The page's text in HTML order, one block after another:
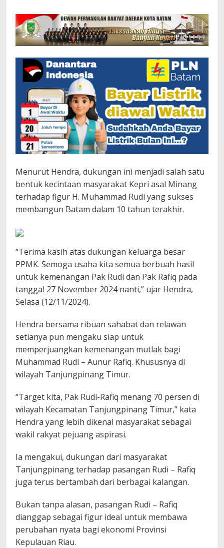
Menurut Hendra, dukungan ini menjadi salah satu
bentuk kecintaan masyarakat Kepri asal Minang
terhadap figur H. Muhammad Rudi yang sukses
membangun Batam dalam 10 tahun terakhir.
“Terima kasih atas dukungan keluarga besar
PPMK. Semoga usaha kita semua berbuah hasil
untuk kemenangan Pak Rudi dan Pak Rafiq pada
tanggal 27 November 2024 nanti,” ujar Hendra,
Selasa (12/11/2024).
Hendra bersama ribuan sahabat dan relawan
setianya pun mengaku siap untuk
memperjuangkan kemenangan mutlak bagi
Muhammad Rudi – Aunur Rafiq. Khususnya di
wilayah Tanjungpinang Timur.
“Target kita, Pak Rudi-Rafiq menang 70 persen di
wilayah Kecamatan Tanjungpinang Timur,” kata
Hendra yang lebih dikenal masyarakat sebagai
wakil rakyat pejuang aspirasi.
Ia mengakui, dukungan dari masyarakat
Tanjungpinang terhadap pasangan Rudi – Rafiq
juga terus bertambah dari berbagai kalangan.
Bukan tanpa alasan, pasangan Rudi – Rafiq
dianggap sebagai figur ideal untuk membawa
perubahan nyata bagi ekonomi Provinsi
Kepulauan Riau.